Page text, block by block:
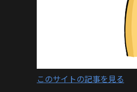
このサイトの記事を見る